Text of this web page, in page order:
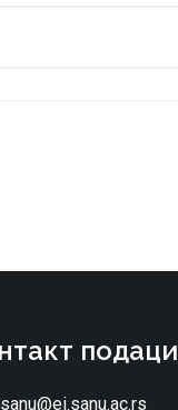
подаци